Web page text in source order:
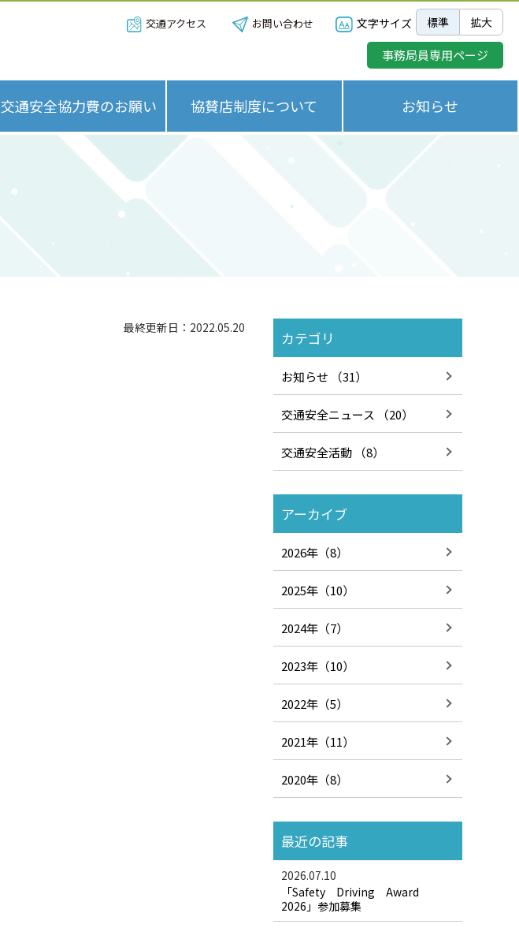
交通アクセス お問い合わせ 文字サイズ 標準 拡大
事務局員専用ページ
交通安全協力費のお願い 協賛店制度について お知らせ
最終更新日：2022.05.20
カテゴリ
お知らせ （31）
交通安全ニュース （20）
交通安全活動 （8）
アーカイブ
2026年（8）
2025年（10）
2024年（7）
2023年（10）
2022年（5）
2021年（11）
2020年（8）
最近の記事
2026.07.10
「Safety Driving Award
2026」参加募集